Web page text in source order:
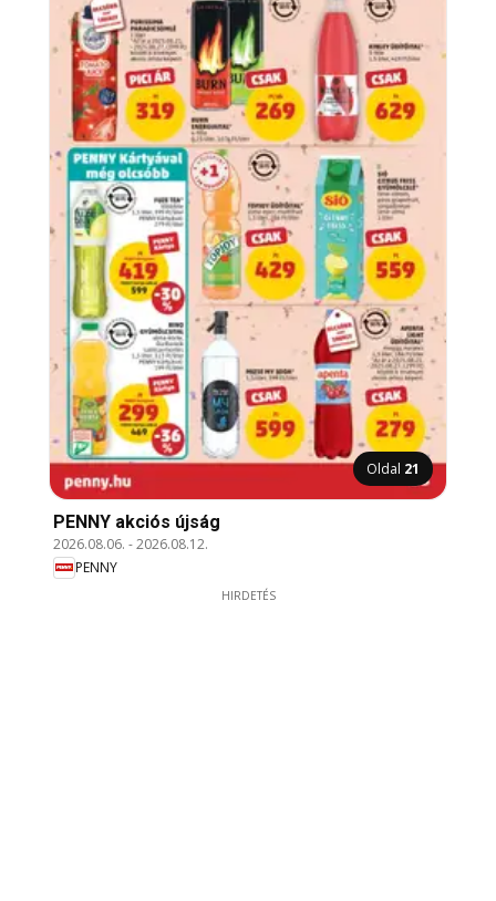
Oldal 21
PENNY akciós újság
2026.08.06. -2026.08.12.
PENNY
HIRDETÉS